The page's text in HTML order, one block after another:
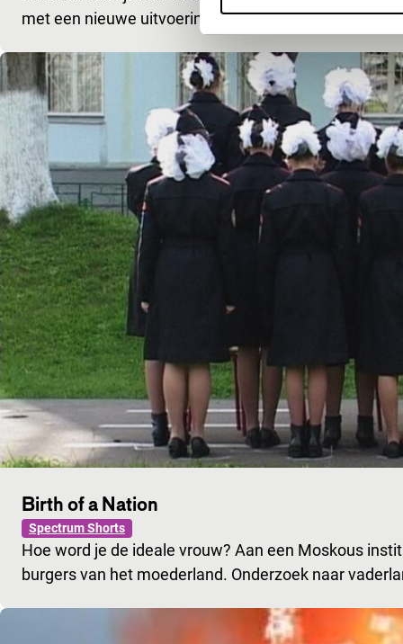
met een nieuwe uitvoering van een nummer van
Birth of a Nation
Spectrum Shorts
Hoe word je de ideale vrouw? Aan een Moskous
burgers van het moederland. Onderzoek naar